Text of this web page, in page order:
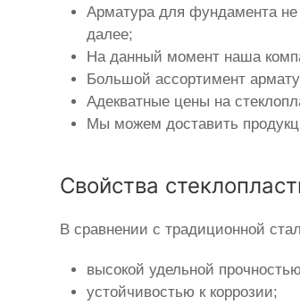
Арматура для фундамента не
далее;
На данный момент наша
Большой ассортимент
Адекватные цены на
Мы можем доставить
Свойства
В сравнении с традиционной
высокой удельной
устойчивостью к коррозии;